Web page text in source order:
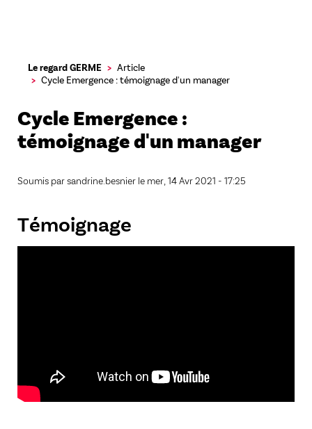
contenu
Le regard GERME
Article
Cycle Emergence : témoignage d'un manager
Cycle Emergence :
témoignage d'un manager
Soumis parsandrine.besnier le mer, 14 Avr 2021 - 17:25
Témoignage